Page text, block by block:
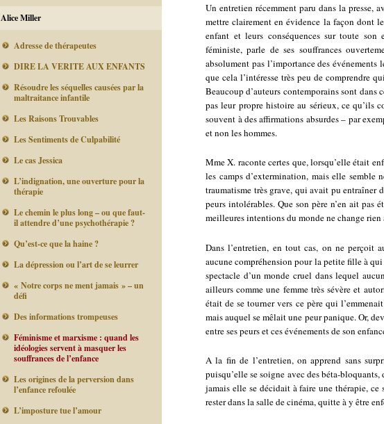
Un entretien récemment paru dans la presse,
mettre clairement en évidence la façon dont
enfant et leurs conséquences sur toute
féministe, parle de ses souffrances
absolument pas l’importance des événements
que cela l’intéresse très peu de comprendre
Beaucoup d’auteurs contemporains sont
pas leur propre histoire au sérieux, ce qu’ils
souvent à des affirmations absurdes – par
et non les hommes.
Mme X. raconte certes que, lorsqu’elle était
les camps d’extermination, mais elle semble
traumatisme très grave, qui avait pu entraîner
peurs intolérables. Que son père n’en ait
meilleures intentions du monde ne change rien
Dans l’entretien, en tout cas, on ne perçoit
aucune compréhension pour la petite fille à
spectacle d’un monde cruel dans lequel
ailleurs comme une femme très sévère et
était de se tourner vers ce père qui
mais auquel se mêlait une peur panique. Or,
entre ses peurs et ces événements de son
A la fin de l’entretien, on apprend sans
puisqu’elle se soigne avec des béta-
jamais elle se décidait à faire une thérapie,
rester dans la salle de cinéma, quitte à y être
Alice Miller
Adresse de thérapeutes
DIRE LA VERITE AUX ENFANTS
Résoudre les séquelles causées par la
maltraitance infantile
Les Raisons Trouvables
Les Sentiments de Culpabilité
Le cas Jessica
L’indignation, une ouverture pour la
thérapie
Le chemin le plus long – ou que faut-
il attendre d’une psychothérapie ?
Qu’est-ce que la haine ?
La dépression ou l’art de se leurrer
« Notre corps ne ment jamais » – un
défi
Des informations trompeuses
Féminisme et marxisme : quand les
idéologies servent à masquer les
souffrances de l’enfance
Les origines de la perversion dans
l’enfance refoulée
L’imposture tue l’amour